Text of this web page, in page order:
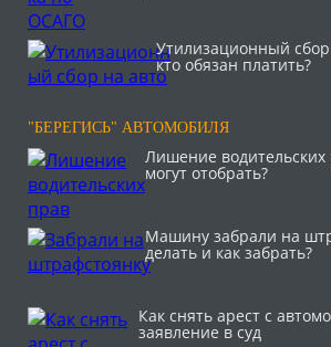
Утилизационный
кто обязан платить?
"БЕРЕГИСЬ" АВТОМОБИЛЯ
Лишение водительских
могут отобрать?
Машину забрали на
делать и как забрать?
Как снять арест с
заявление в суд